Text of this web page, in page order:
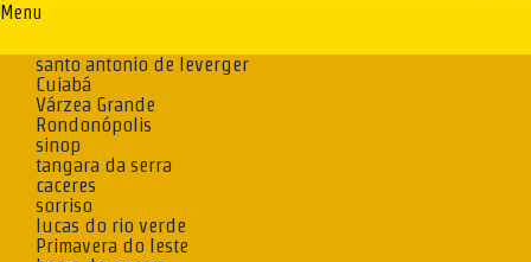
Menu
santo antonio de leverger
Cuiabá
Várzea Grande
Rondonópolis
sinop
tangara da serra
caceres
sorriso
lucas do rio verde
Primavera do leste